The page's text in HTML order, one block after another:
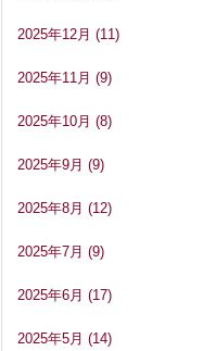
2025年12月 (11)
2025年11月 (9)
2025年10月 (8)
2025年9月 (9)
2025年8月 (12)
2025年7月 (9)
2025年6月 (17)
2025年5月 (14)